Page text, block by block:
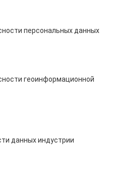
персональных данных
геоинформационной
данных индустрии